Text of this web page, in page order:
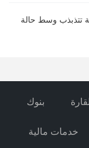
تتذبذب وسط حالة
بنوك
خدمات مالية